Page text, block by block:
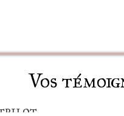
Vos